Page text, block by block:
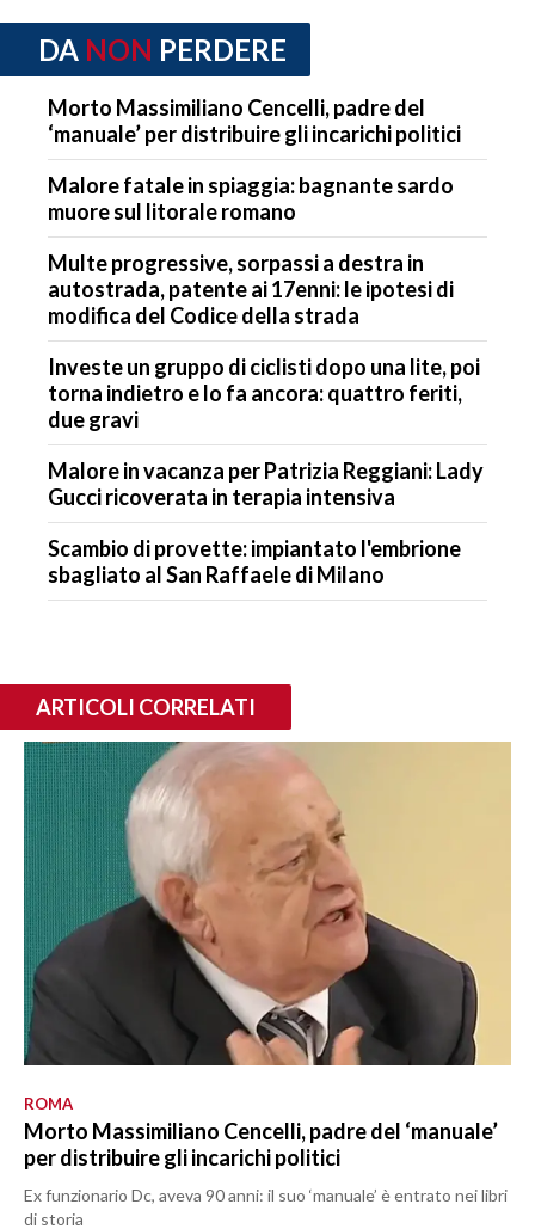
DA NON PERDERE
Morto Massimiliano Cencelli, padre del
‘manuale’ per distribuire gli incarichi politici
Malore fatale in spiaggia: bagnante sardo
muore sul litorale romano
Multe progressive, sorpassi a destra in
autostrada, patente ai 17enni: le ipotesi di
modifica del Codice della strada
Investe un gruppo di ciclisti dopo una lite, poi
torna indietro e lo fa ancora: quattro feriti,
due gravi
Malore in vacanza per Patrizia Reggiani: Lady
Gucci ricoverata in terapia intensiva
Scambio di provette: impiantato l'embrione
sbagliato al San Raffaele di Milano
ARTICOLI CORRELATI
ROMA
Morto Massimiliano Cencelli, padre del ‘manuale’
per distribuire gli incarichi politici
Ex funzionario Dc, aveva 90 anni: il suo ‘manuale’ è entrato nei libri
di storia